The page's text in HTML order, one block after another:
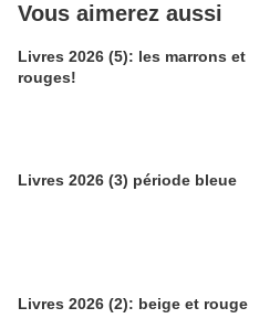
Vous aimerez aussi
Livres 2026 (5): les marrons et
rouges!
Livres 2026 (3) période bleue
Livres 2026 (2): beige et rouge